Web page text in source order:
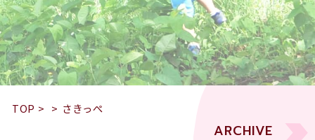
TOP > > さきっぺ
ARCHIVE